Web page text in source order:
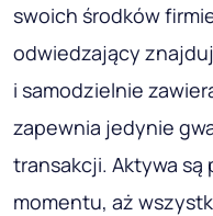
swoich środków
odwiedzający
i samodzielnie
zapewnia jedynie
transakcji. Aktywa
momentu, aż